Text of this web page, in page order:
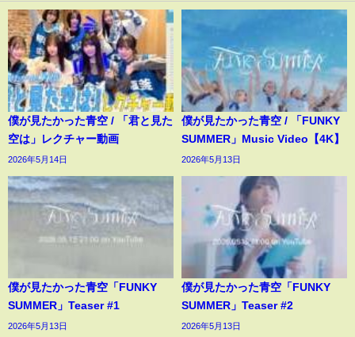
僕が見たかった青空 / 「君と見た
空は」レクチャー動画
2026年5月14日
僕が見たかった青空 / 「FUNKY
SUMMER」Music Video【4K】
2026年5月13日
僕が見たかった青空「FUNKY
SUMMER」Teaser #1
2026年5月13日
僕が見たかった青空「FUNKY
SUMMER」Teaser #2
2026年5月13日